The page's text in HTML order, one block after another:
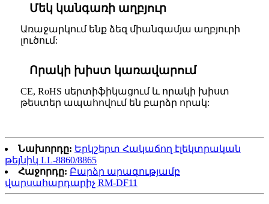
Մեկ կանգառի աղբյուր
Առաջարկում ենք ձեզ միանգամյա աղբյուրի
լուծում:
Որակի խիստ կառավարում
CE, RoHS սերտիֆիկացում և որակի խիստ
թեստեր ապահովում են բարձր որակ:
Նախորդը: Երկշերտ Հակաճող էլեկտրական
թեյնիկ LL-8860/8865
Հաջորդը: Բարձր արագությամբ
վարսահարդարիչ RM-DF11